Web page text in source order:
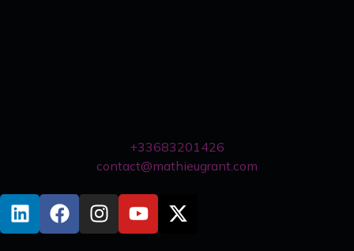
+33683201426
contact@mathieugrant.com